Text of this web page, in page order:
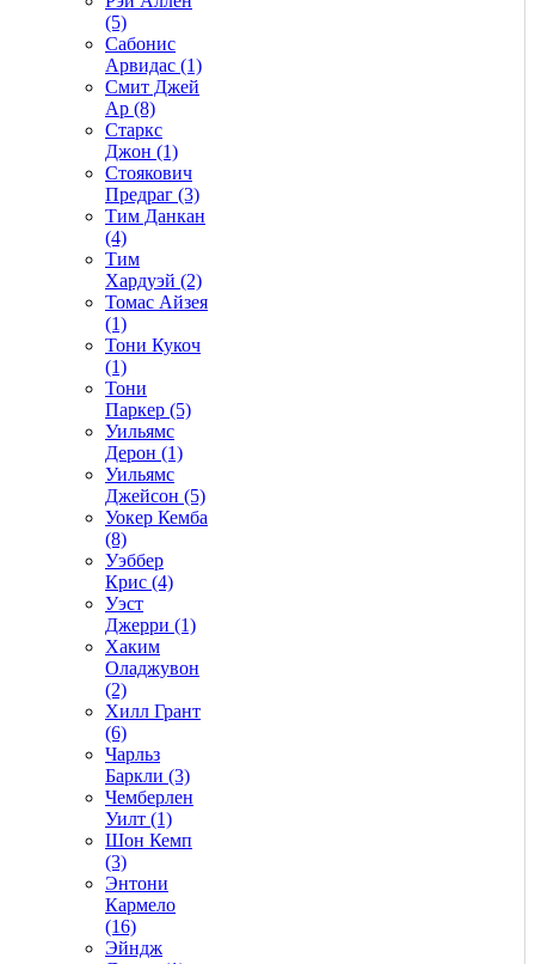
(5)
Сабонис
Арвидас (1)
Смит Джей
Ар (8)
Старкс
Джон (1)
Стоякович
Предраг (3)
Тим Данкан
(4)
Тим
Хардуэй (2)
Томас Айзея
(1)
Тони Кукоч
(1)
Тони
Паркер (5)
Уильямс
Дерон (1)
Уильямс
Джейсон (5)
Уокер Кемба
(8)
Уэббер
Крис (4)
Уэст
Джерри (1)
Хаким
Оладжувон
(2)
Хилл Грант
(6)
Чарльз
Баркли (3)
Чемберлен
Уилт (1)
Шон Кемп
(3)
Энтони
Кармело
(16)
Эйндж